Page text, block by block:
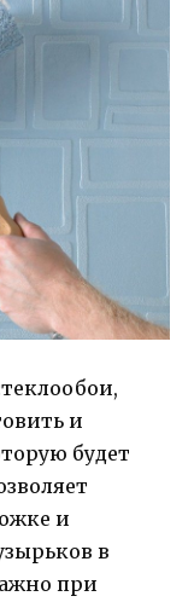
и
будет
и
в
при